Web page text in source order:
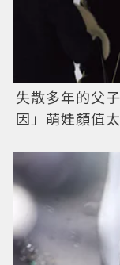
失散多年的父
因」萌娃顏值